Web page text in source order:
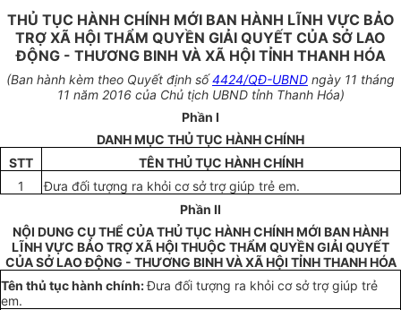
THỦ TỤC HÀNH CHÍNH MỚI BAN HÀNH LĨNH VỰC BẢO
TRỢ XÃ HỘI THẨM QUYỀN GIẢI QUYẾT CỦA SỞ LAO
ĐỘNG - THƯƠNG BINH VÀ XÃ HỘI TỈNH THANH HÓA
(Ban hành kèm theo Quyết định số4424/QĐ-UBND ngày 11 tháng
11 năm 2016 của Chủ tịch UBND tỉnh Thanh Hóa)
Phần I
DANH MỤC THỦ TỤC HÀNH CHÍNH
STT
TÊN THỦ TỤC HÀNH CHÍNH
1
Đưa đối tượng ra khỏi cơ sở trợ giúp trẻ em.
Phần II
NỘI DUNG CỤ THỂ CỦA THỦ TỤC HÀNH CHÍNH MỚI BAN HÀNH
LĨNH VỰC BẢO TRỢ XÃ HỘI THUỘC THẨM QUYỀN GIẢI QUYẾT
CỦA SỞ LAO ĐỘNG - THƯƠNG BINH VÀ XÃ HỘI TỈNH THANH HÓA
Tên thủ tục hành chính:Đưa đối tượng ra khỏi cơ sở trợ giúp trẻ
em.